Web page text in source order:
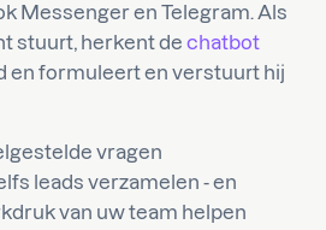
Messenger en Telegram. Als
stuurt, herkent de chatbot
en formuleert en verstuurt hij
vragen
leads verzamelen - en
van uw team helpen